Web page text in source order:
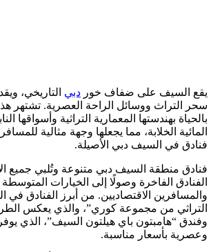
يقع السيف على ضفاف خور دبي التاريخي،
سحر التراث ووسائل الراحة العصرية. تشتهر
بالحياة بهندستها المعمارية التراثية وأسواقها
المائية الخلابة، مما يجعلها وجهة مثالية
فنادق في السيف دبي الأصيلة.
فنادق منطقة السيف دبي متنوعة وتُلبي جميع
الفنادق الفاخرة وصولًا إلى الخيارات المتوسطة
والمسافرين الاقتصاديين. من أبرز الفنادق في
التراثي من مجموعة كوري”، والذي يعكس
وفندق “هامبتون باي هيلتون السيف”، الذي
وعصرية بأسعار مناسبة.